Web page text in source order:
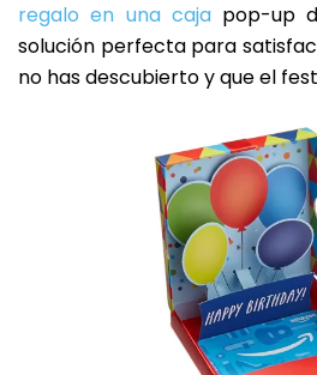
regalo en una cajapop-up
solución perfecta para
no has descubierto y que el